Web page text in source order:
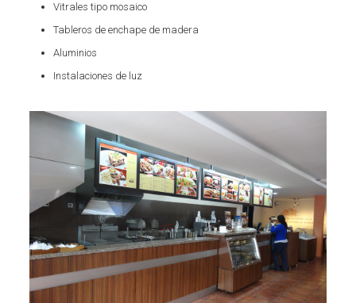
Vitrales tipo mosaico
Tableros de enchape de madera
Aluminios
Instalaciones de luz